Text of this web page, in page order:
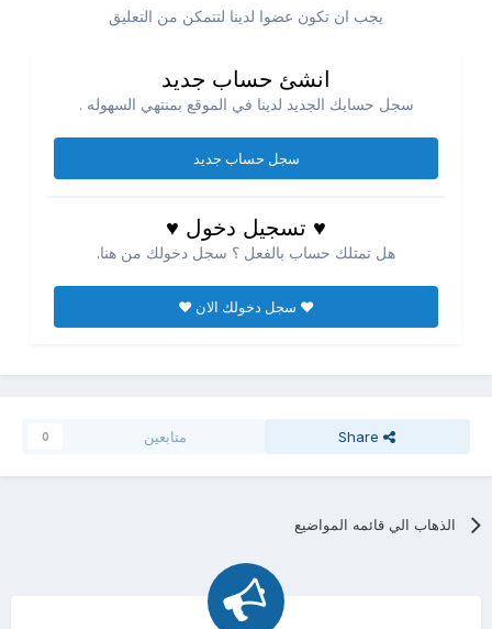
يجب ان تكون عضوا لدينا لتتمكن من التعليق
انشئ حساب جديد
سجل حسابك الجديد لدينا في الموقع بمنتهي السهوله .
سجل حساب جديد
♥ تسجيل دخول ♥
هل تمتلك حساب بالفعل ؟ سجل دخولك من هنا.
♥ سجل دخولك الان ♥
Share متابعين 0
الذهاب الي قائمه المواضيع